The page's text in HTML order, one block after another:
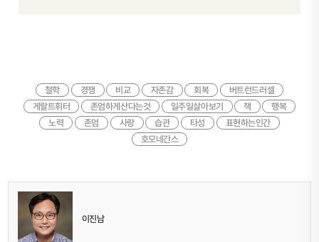
철학 경쟁 비교 자존감 회복
버트런드러셀
게랄트휘터
존엄하게산다는것 일주일살아보기 책
행복
노력
존엄 사랑 습관 타성
표현하는인간
호모네간스
이진남